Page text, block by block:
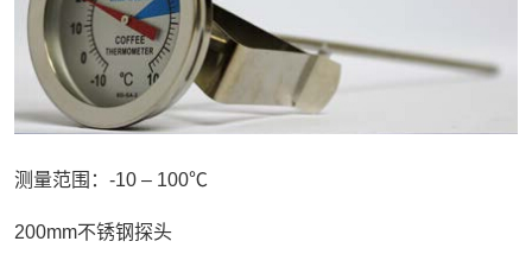
测量范围：-10 – 100℃
200mm不锈钢探头